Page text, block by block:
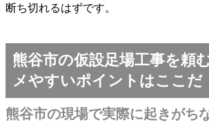
断ち切れるはずです。
熊谷市の仮設足場工事を頼
メやすいポイントはここだ
熊谷市の現場で実際に起きがち